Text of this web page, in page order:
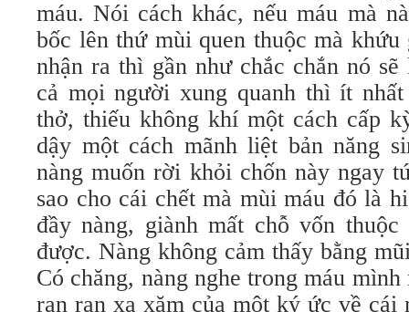
máu. Nói cách khác, nếu máu mà
bốc lên thứ mùi quen thuộc mà
nhận ra thì gần như chắc chắn nó
cả mọi người xung quanh thì ít
thở, thiếu không khí một cách cấp
dậy một cách mãnh liệt bản năng
nàng muốn rời khỏi chốn này ngay
sao cho cái chết mà mùi máu đó là
đầy nàng, giành mất chỗ vốn
được. Nàng không cảm thấy bằng
Có chăng, nàng nghe trong máu
ran ran xa xăm của một ký ức về cái